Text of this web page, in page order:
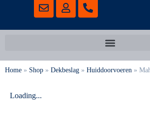
Home » Shop » Dekbeslag » Huiddoorvoeren »
Loading...